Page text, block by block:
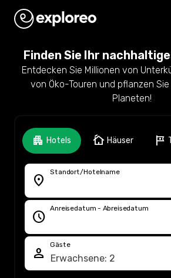
Finden Sie Ihr
Entdecken Sie Millionen von
von Öko-Touren und pflanzen
Planeten!
apartment Hotels cottage Häuser tour
location_on
Standort/Hotelname
schedule
Anreisedatum - Abreisedatum
person
Gäste